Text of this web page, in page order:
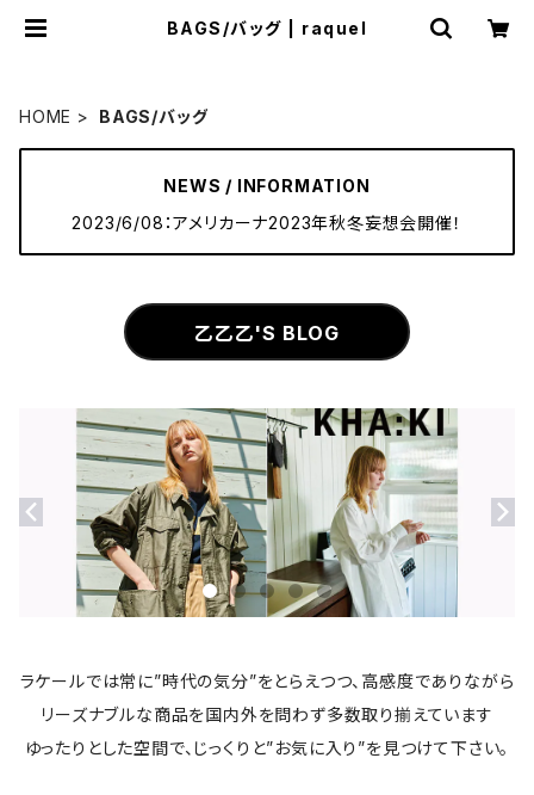
BAGS/バッグ | raquel
HOME BAGS/バッグ
NEWS / INFORMATION
2023/6/08：アメリカーナ2023年秋冬妄想会開催！
乙乙乙'S BLOG
ラケールでは常に”時代の気分”をとらえつつ、高感度でありながら
リーズナブルな商品を国内外を問わず多数取り揃えています
ゆったりとした空間で、じっくりと”お気に入り”を見つけて下さい。